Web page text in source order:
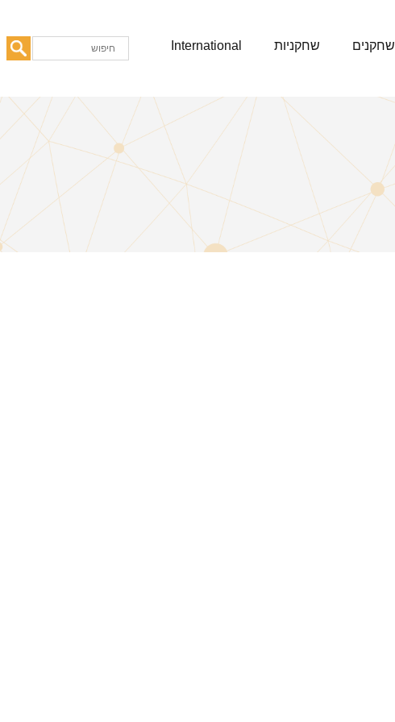
שחקנים שחקניות International